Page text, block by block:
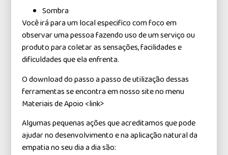
Sombra
Você irá para um local especifico com foco em
observar uma pessoa fazendo uso de um serviço ou
produto para coletar as sensações, facilidades e
dificuldades que ela enfrenta.
O download do passo a passo de utilização dessas
ferramentas se encontra em nosso site no menu
Materiais de Apoio <link>
Algumas pequenas ações que acreditamos que pode
ajudar no desenvolvimento e na aplicação natural da
empatia no seu dia a dia são: